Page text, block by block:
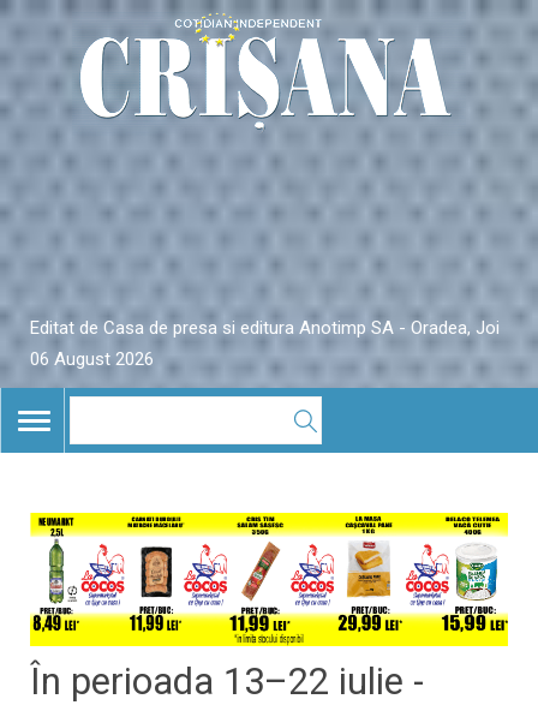
Editat de Casa de presa si editura Anotimp SA - Oradea, Joi
06 August 2026
TOGGLE
NAVIGATION
În perioada 13–22 iulie -